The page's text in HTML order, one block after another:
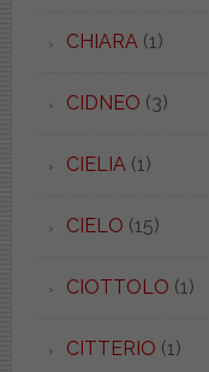
CHIARA(1)
CIDNEO (3)
CIELIA(1)
CIELO (15)
CIOTTOLO (1)
CITTERIO (1)